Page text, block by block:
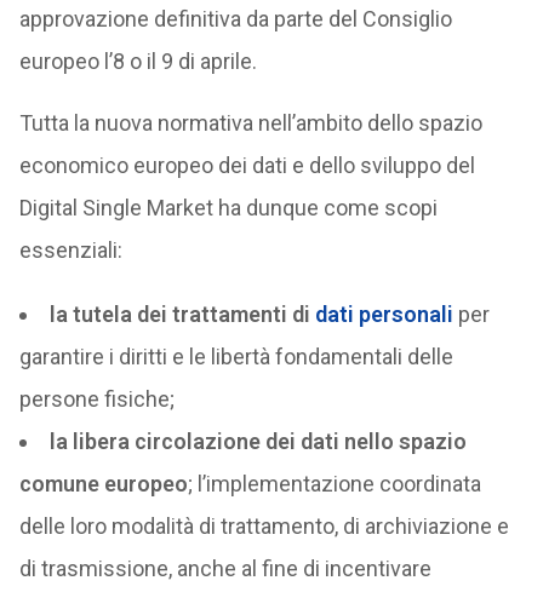
approvazione definitiva da parte del Consiglio
europeo l’8 o il 9 di aprile.
Tutta la nuova normativa nell’ambito dello spazio
economico europeo dei dati e dello sviluppo del
Digital Single Market ha dunque come scopi
essenziali:
la tutela dei trattamenti di dati personali per
garantire i diritti e le libertà fondamentali delle
persone fisiche;
la libera circolazione dei dati nello spazio
comune europeo; l’implementazione coordinata
delle loro modalità di trattamento, di archiviazione e
di trasmissione, anche al fine di incentivare